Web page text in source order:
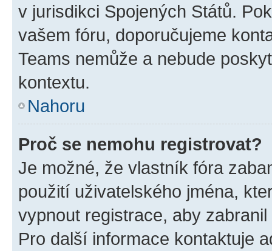
v jurisdikci Spojených Států.
vašem fóru, doporučujeme
Teams nemůže a nebude
kontextu.
Nahoru
Proč se nemohu registrovat?
Je možné, že vlastník fóra
použití uživatelského jména,
vypnout registrace, aby
Pro další informace kontaktuje